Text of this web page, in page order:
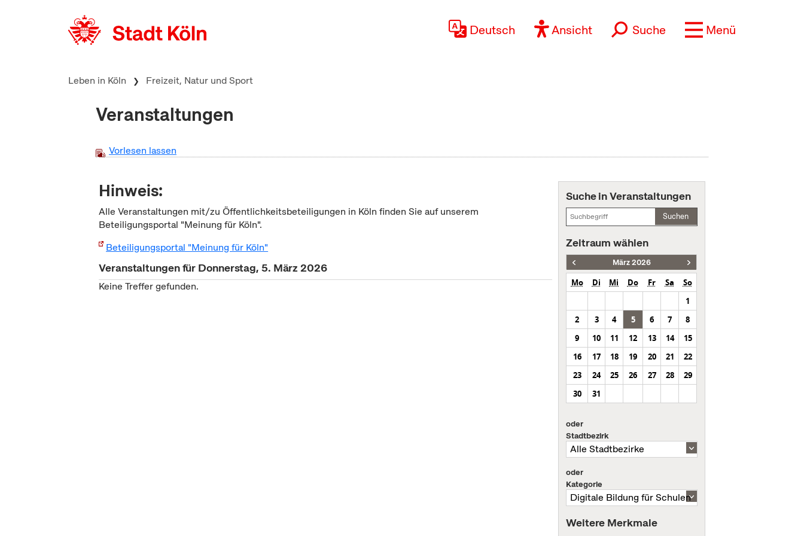
Deutsch Ansicht Suche Menü
Leben in Köln Freizeit, Natur und Sport
Veranstaltungen
Vorlesen lassen
Hinweis:
Alle Veranstaltungen mit/zu Öffentlichkeitsbeteiligungen in Köln finden Sie auf unserem
Beteiligungsportal "Meinung für Köln".
Beteiligungsportal "Meinung für Köln"
Veranstaltungen für Donnerstag, 5. März 2026
Keine Treffer gefunden.
Suche in Veranstaltungen
Suchen
Zeitraum wählen
März 2026
Mo Di Mi Do Fr Sa
So
1
2
3 4 5 6 7
8
9
10 11 12 13 14
15
16
17 18 19 20 21
22
23
24 25 26 27 28
29
30
31
oder
Stadtbezirk
oder
Kategorie
Weitere Merkmale